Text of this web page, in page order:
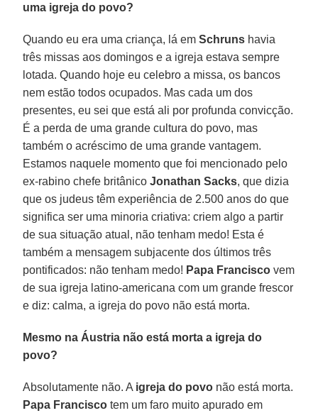
uma igreja do povo?
Quando eu era uma criança, lá emSchruns havia
três missas aos domingos e a igreja estava sempre
lotada. Quando hoje eu celebro a missa, os bancos
nem estão todos ocupados. Mas cada um dos
presentes, eu sei que está ali por profunda convicção.
É a perda de uma grande cultura do povo, mas
também o acréscimo de uma grande vantagem.
Estamos naquele momento que foi mencionado pelo
ex-rabino chefe britânicoJonathan Sacks, que dizia
que os judeus têm experiência de 2.500 anos do que
significa ser uma minoria criativa: criem algo a partir
de sua situação atual, não tenham medo! Esta é
também a mensagem subjacente dos últimos três
pontificados: não tenham medo! Papa Francisco vem
de sua igreja latino-americana com um grande frescor
e diz: calma, a igreja do povo não está morta.
Mesmo na Áustria não está morta a igreja do
povo?
Absolutamente não. A igreja do povo não está morta.
Papa Francisco tem um faro muito apurado em